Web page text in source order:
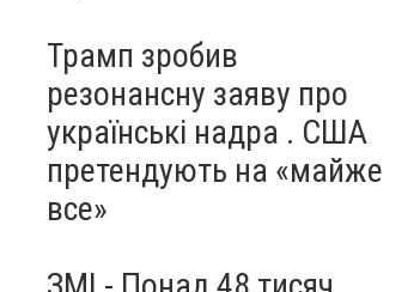
Трамп зробив
резонансну заяву про
українські надра . США
претендують на «майже
все»